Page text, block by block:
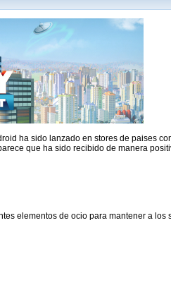
ha sido lanzado en stores de paises
que ha sido recibido de manera
elementos de ocio para mantener a los